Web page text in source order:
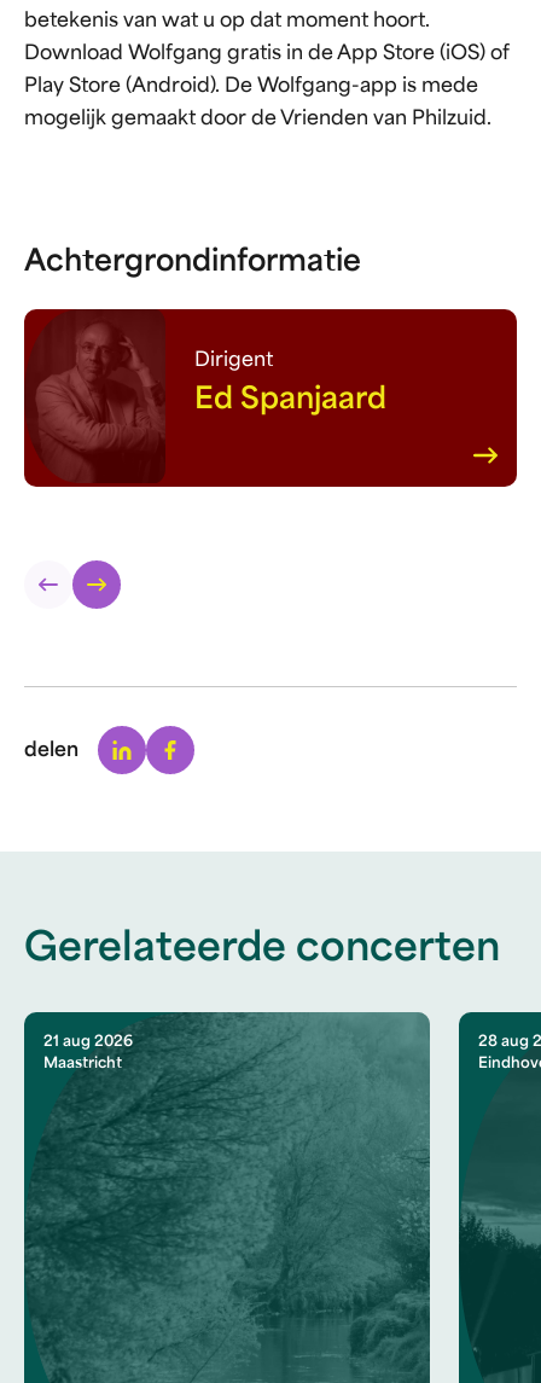
betekenis van wat u op dat moment hoort.
Download Wolfgang gratis in de App Store (iOS) of
Play Store (Android). De Wolfgang-app is mede
mogelijk gemaakt door de Vrienden van Philzuid.
Achtergrondinformatie
Dirigent
Ed Spanjaard
delen LinkedinFacebook
Gerelateerde concerten
21 aug 2026
Maastricht
28 aug